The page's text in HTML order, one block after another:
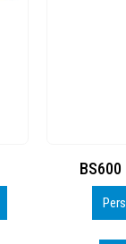
Toppe